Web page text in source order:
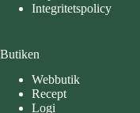
Integritetspolicy
Butiken
Webbutik
Recept
Logi